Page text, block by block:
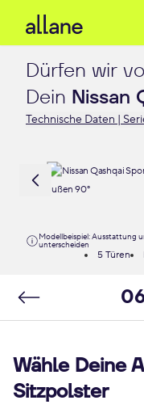
Dürfen wir
Dein Nissan
Technische Daten |
Modellbeispiel: Ausstattung
unterscheiden
5 Türen
Wähle Deine
Sitzpolster